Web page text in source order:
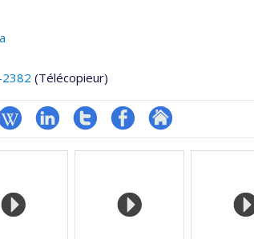
(Télécopieur)
LinkedInCompteProfil Autre